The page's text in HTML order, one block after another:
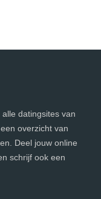
datingsites van
overzicht van
Deel jouw online
schrijf ook een